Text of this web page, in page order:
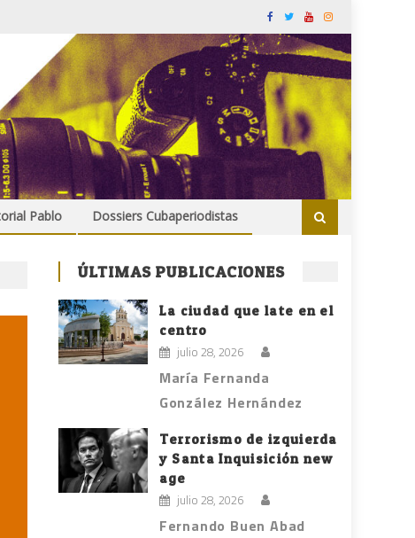
Pablo Dossiers Cubaperiodistas
ÚLTIMAS PUBLICACIONES
La ciudad que late en el
centro
julio 28, 2026
María Fernanda
González Hernández
Terrorismo de izquierda
y Santa Inquisición new
age
julio 28, 2026
Fernando Buen Abad